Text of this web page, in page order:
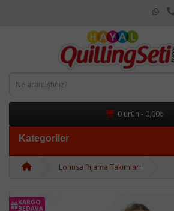
0 ürün - 0,00₺
Kategoriler
Lohusa Pijama Takımları
KARGO
BEDAVA